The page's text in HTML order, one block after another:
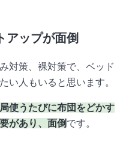
アップが面倒
対策、裸対策で、ベッド
い人もいると思います。
使うたびに布団をどかす
があり、面倒です。